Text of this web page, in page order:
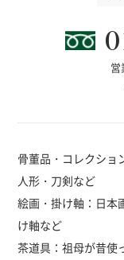
営
骨董品・コレクショ
人形・刀剣など
絵画・掛け軸：日本
け軸など
茶道具：祖母が昔使